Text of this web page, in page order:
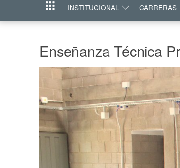
INICIO INSTITUCIONAL CARRERAS
Enseñanza Técnica